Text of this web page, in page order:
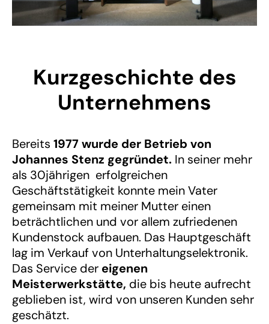
Kurzgeschichte des
Unternehmens
Bereits 1977 wurde der Betrieb von
Johannes Stenz gegründet. In seiner mehr
als 30jährigen erfolgreichen
Geschäftstätigkeit konnte mein Vater
gemeinsam mit meiner Mutter einen
beträchtlichen und vor allem zufriedenen
Kundenstock aufbauen. Das Hauptgeschäft
lag im Verkauf von Unterhaltungselektronik.
Das Service der eigenen
Meisterwerkstätte, die bis heute aufrecht
geblieben ist, wird von unseren Kunden sehr
geschätzt.